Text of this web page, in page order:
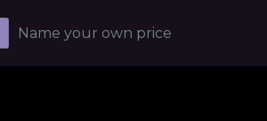
Name your own price